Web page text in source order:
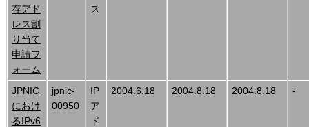
存アド
レス割
り当て
申請フ
ォーム
ス
JPNIC
におけ
るIPv6
jpnic-
00950
IP
ア
ド
2004.6.18 2004.8.18 2004.8.18 -